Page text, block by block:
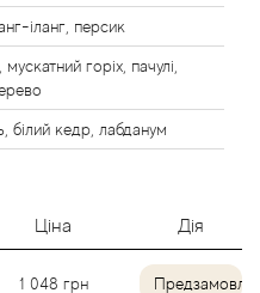
іланг, персик
горіх, пачулі,
білий кедр, лабданум
Ціна Дія
1 048 грн